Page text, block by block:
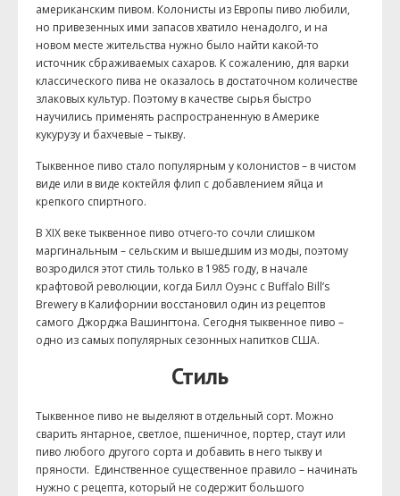
американским пивом. Колонисты из Европы пиво любили,
но привезенных ими запасов хватило ненадолго, и на
новом месте жительства нужно было найти какой-то
источник сбраживаемых сахаров. К сожалению, для варки
классического пива не оказалось в достаточном количестве
злаковых культур. Поэтому в качестве сырья быстро
научились применять распространенную в Америке
кукурузу и бахчевые – тыкву.
Тыквенное пиво стало популярным у колонистов – в чистом
виде или в виде коктейля флип с добавлением яйца и
крепкого спиртного.
В XIX веке тыквенное пиво отчего-то сочли слишком
маргинальным – сельским и вышедшим из моды, поэтому
возродился этот стиль только в 1985 году, в начале
крафтовой революции, когда Билл Оуэнс с Buffalo Bill’s
Brewery в Калифорнии восстановил один из рецептов
самого Джорджа Вашингтона. Сегодня тыквенное пиво –
одно из самых популярных сезонных напитков США.
Стиль
Тыквенное пиво не выделяют в отдельный сорт. Можно
сварить янтарное, светлое, пшеничное, портер, стаут или
пиво любого другого сорта и добавить в него тыкву и
пряности. Единственное существенное правило – начинать
нужно с рецепта, который не содержит большого